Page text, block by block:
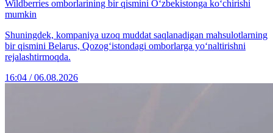
Wildberries omborlarining bir qismini O‘zbekistonga ko‘chirishi
mumkin
Shuningdek, kompaniya uzoq muddat saqlanadigan mahsulotlarning
bir qismini Belarus, Qozog‘istondagi omborlarga yo‘naltirishni
rejalashtirmoqda.
16:04 / 06.08.2026